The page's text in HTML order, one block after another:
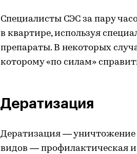
Специалисты СЭС за пару
в квартире, используя
препараты. В некоторых
которому «по силам»
Дератизация
Дератизация —
видов — профилактическая и